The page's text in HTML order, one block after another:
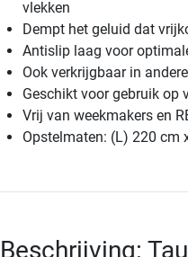
vlekken
Dempt het geluid dat
Antislip laag voor
Ook verkrijgbaar in
Geschikt voor gebruik op
Vrij van weekmakers en
Opstelmaten: (L) 220 cm
Beschrijving: